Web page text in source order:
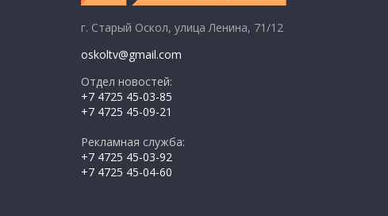
г. Старый Оскол, улица Ленина, 71/12
oskoltv@gmail.com
Отдел новостей:
+7 4725 45-03-85
+7 4725 45-09-21
Рекламная служба:
+7 4725 45-03-92
+7 4725 45-04-60